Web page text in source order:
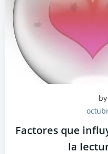
by
Factores que
la